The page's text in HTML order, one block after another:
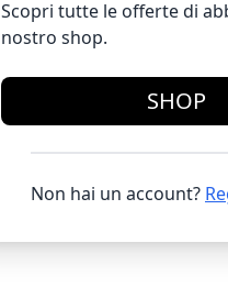
Scopri tutte le offerte di
nostro shop.
SHOP
Non hai un account?